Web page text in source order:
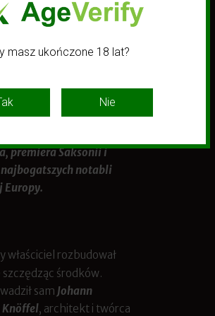
sławę przyniósł mu
To wówczas Brody
premiera Saksonii i
najbogatszych notabli
Europy.
właściciel rozbudował
środków.
sam Johann
Knöffel, architekt i twórca
masz ukończone 18 lat?